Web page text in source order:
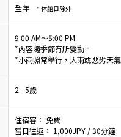
全年 * 休館日除外
9:00 AM～5:00 PM
*內容隨季節有所變動。
*小雨照常舉行，大雨或惡劣天氣
2 - 5歲
住宿客： 免費
當日往返： 1,000JPY / 30分鐘